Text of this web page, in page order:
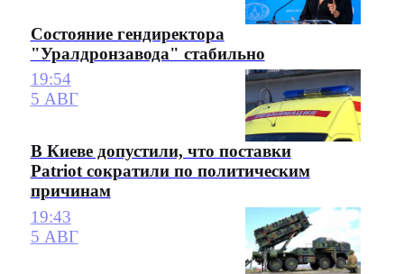
Состояние гендиректора
"Уралдронзавода" стабильно
19:54
5 АВГ
В Киеве допустили, что поставки
Patriot сократили по политическим
причинам
19:43
5 АВГ